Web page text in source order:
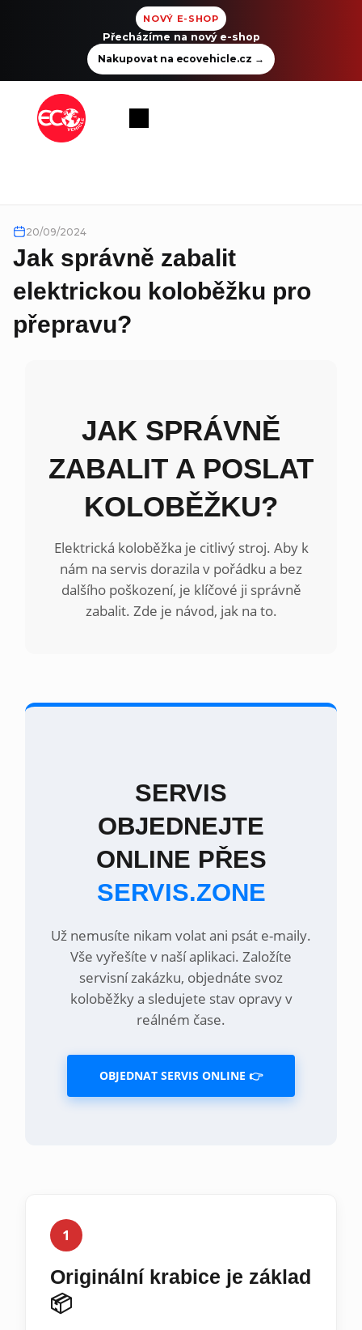
NOVÝ E-SHOP
Přecházíme na nový e-shop
Nakupovat na ecovehicle.cz →
Nákupní
Jak správně zabalit
elektrickou koloběžku pro
přepravu?
20/09/2024
JAK SPRÁVNĚ
ZABALIT A POSLAT
KOLOBĚŽKU?
Elektrická koloběžka je citlivý stroj. Aby k
nám na servis dorazila v pořádku a bez
dalšího poškození, je klíčové ji správně
zabalit. Zde je návod, jak na to.
SERVIS
OBJEDNEJTE
ONLINE PŘES
SERVIS.ZONE
Už nemusíte nikam volat ani psát e-maily.
Vše vyřešíte v naší aplikaci. Založíte
servisní zakázku, objednáte svoz
koloběžky a sledujete stav opravy v
reálném čase.
OBJEDNAT SERVIS ONLINE 👉
1
Originální krabice je základ
📦